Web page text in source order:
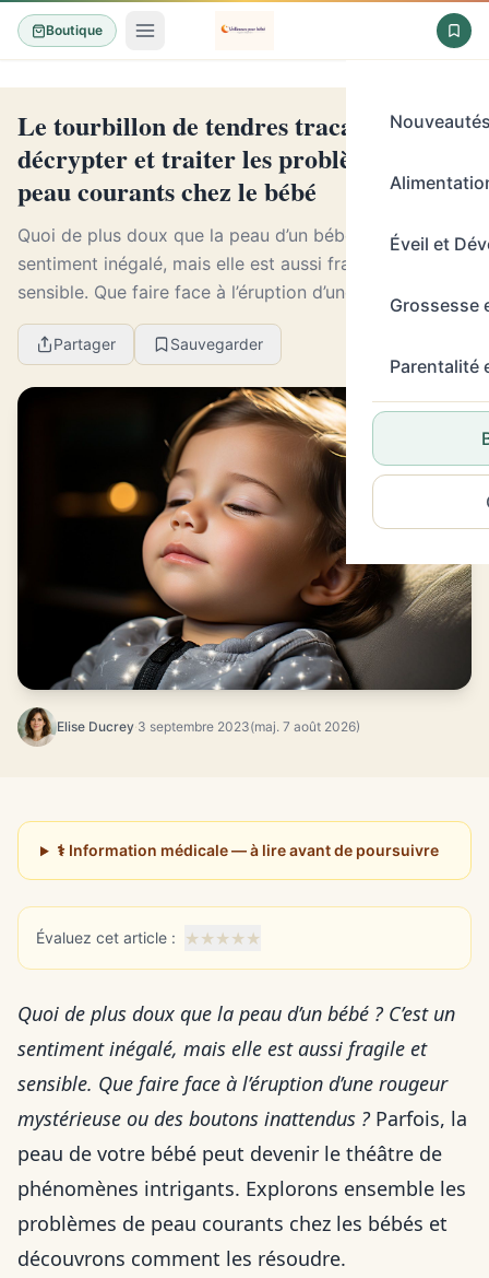
Boutique
Éveil et
Grossesse
Parentalité
Le tourbillon de tendres tracas :
décrypter et traiter les problèmes de
peau courants chez le bébé
Quoi de plus doux que la peau d’un bébé ? C’est un
sentiment inégalé, mais elle est aussi fragile et
sensible. Que faire face à l’éruption d’une rougeur
mystérieuse ou des boutons inattendus ? Parfois...
Partager Sauvegarder
Elise Ducrey·3 septembre 2023(maj. 7 août 2026)
⚕️ Information médicale — à lire avant de poursuivre
Évaluez cet article : ★★★★★
Quoi de plus doux que la peau d’un bébé ? C’est un
sentiment inégalé, mais elle est aussi fragile et
sensible. Que faire face à l’éruption d’une rougeur
mystérieuse ou des boutons inattendus ?Parfois, la
peau de votre bébé peut devenir le théâtre de
phénomènes intrigants. Explorons ensemble les
problèmes de peau courants chez les bébés et
découvrons comment les résoudre.